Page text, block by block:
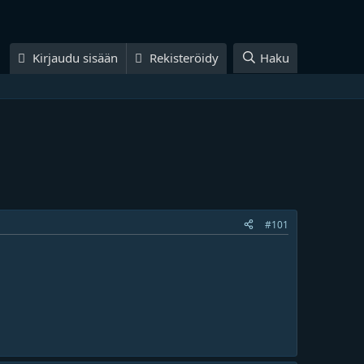
Kirjaudu sisään Rekisteröidy Haku
#101